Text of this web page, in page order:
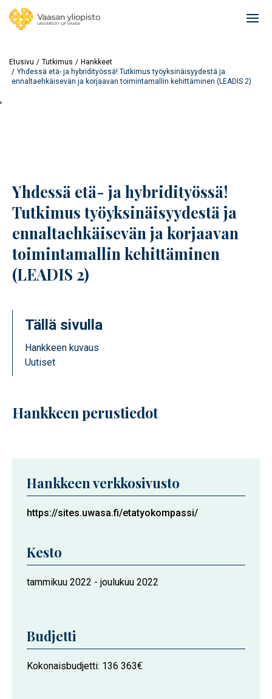
Etusivu Tutkimus
Hankkeet
Yhdessä etä- ja hybridityössä! Tutkimus työyksinäisyydestä ja
ennaltaehkäisevän ja korjaavan toimintamallin kehittäminen (LEADIS 2)
'
Yhdessä etä- ja hybridityössä!
Tutkimus työyksinäisyydestä ja
ennaltaehkäisevän ja korjaavan
toimintamallin kehittäminen
(LEADIS 2)
Tällä sivulla
Hankkeen kuvaus
Uutiset
Hankkeen perustiedot
Hankkeen verkkosivusto
https://sites.uwasa.fi/etatyokompassi/
Kesto
Hankkeen
tammikuu 2022 - joulukuu 2022
Budjetti
Kokonaisbudjetti 136 363€